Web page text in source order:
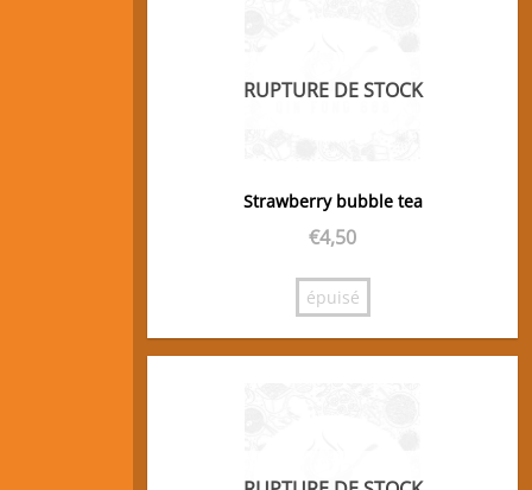
RUPTURE DE STOCK
Strawberry bubble tea
€4,50
épuisé